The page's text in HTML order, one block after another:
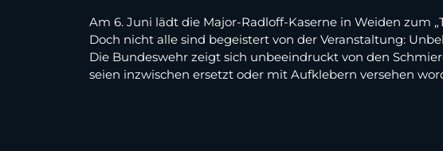
Am 6. Juni lädt die Major-Radloff-Kaserne in Weiden zum
Doch nicht alle sind begeistert von der Veranstaltung:
Die Bundeswehr zeigt sich unbeeindruckt von den
seien inzwischen ersetzt oder mit Aufklebern versehen